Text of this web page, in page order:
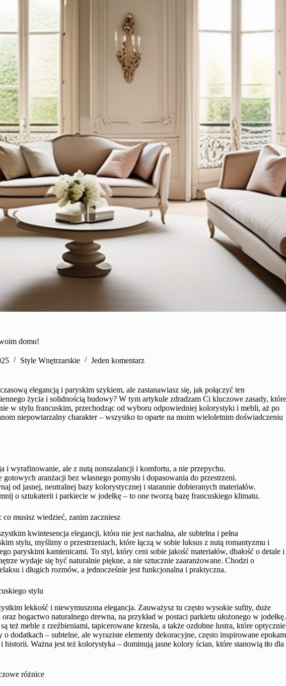
domu!
Style Wnętrzarskie Jeden komentarz
elegancją i paryskim szykiem, ale zastanawiasz się, jak połączyć ten
życia i solidnością budowy? W tym artykule zdradzam Ci kluczowe zasady,
w stylu francuskim, przechodząc od wyboru odpowiedniej kolorystyki i mebli, aż po
niepowtarzalny charakter – wszystko to oparte na moim wieloletnim doświadczeniu
i wyrafinowanie, ale z nutą nonszalancji i komfortu, a nie przepychu.
aranżacji bez własnego pomysłu i dopasowania do przestrzeni.
od jasnej, neutralnej bazy kolorystycznej i starannie dobieranych materiałów.
o sztukaterii i parkiecie w jodełkę – to one tworzą bazę francuskiego klimatu.
musisz wiedzieć, zanim zaczniesz
kwintesencja elegancji, która nie jest nachalna, ale subtelna i pełna
stylu, myślimy o przestrzeniach, które łączą w sobie luksus z nutą romantyzmu i
paryskimi kamienicami. To styl, który ceni sobie jakość materiałów, dbałość o detale i
wydaje się być naturalnie piękne, a nie sztucznie zaaranżowane. Chodzi o
i długich rozmów, a jednocześnie jest funkcjonalna i praktyczna.
stylu
lekkość i niewymuszona elegancja. Zauważysz tu często wysokie sufity, duże
bogactwo naturalnego drewna, na przykład w postaci parkietu ułożonego w jodełkę.
też meble z rzeźbieniami, tapicerowane krzesła, a także ozdobne lustra, które optycznie
dodatkach – subtelne, ale wyraziste elementy dekoracyjne, często inspirowane
Ważna jest też kolorystyka – dominują jasne kolory ścian, które stanowią tło dla
różnice